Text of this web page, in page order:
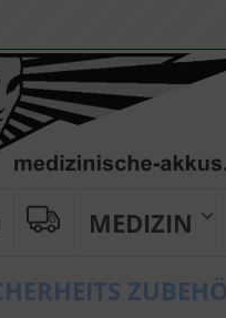
MEDIZIN